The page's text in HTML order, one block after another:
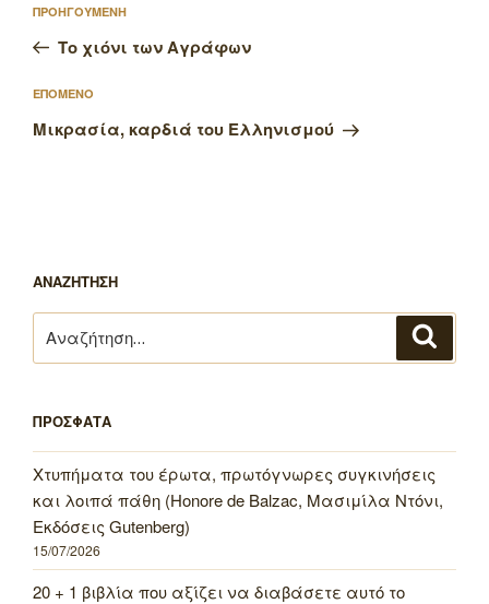
άρθρων
Προηγούμενο
άρθρο
ΠΡΟΗΓΟΥΜΕΝΗ
Το χιόνι των Αγράφων
Επόμενο
άρθρο
ΕΠΟΜΕΝΟ
Μικρασία, καρδιά του Ελληνισμού
ΑΝΑΖΗΤΗΣΗ
για:
ΠΡΟΣΦΑΤΑ
Χτυπήματα του έρωτα, πρωτόγνωρες συγκινήσεις
και λοιπά πάθη (Honore de Balzac, Μασιμίλα Ντόνι,
Εκδόσεις Gutenberg)
15/07/2026
20 + 1 βιβλία που αξίζει να διαβάσετε αυτό το